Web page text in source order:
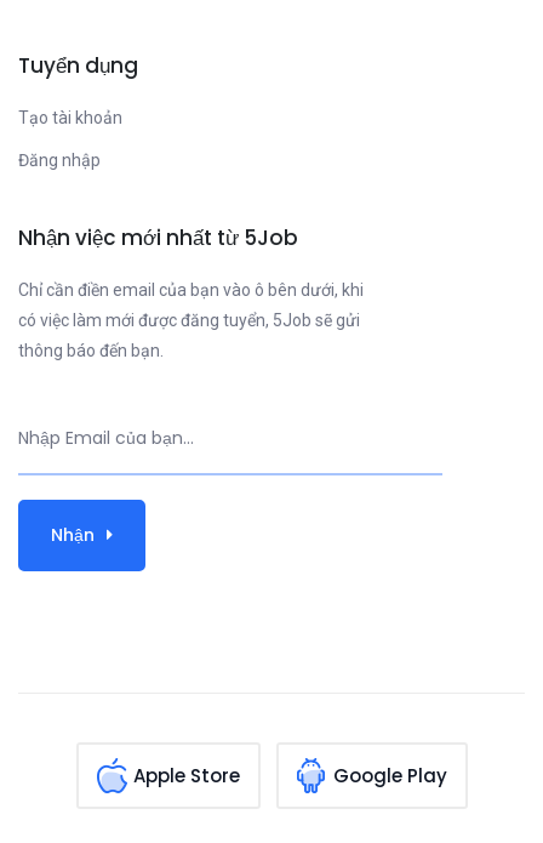
Tuyển dụng
Tạo tài khoản
Đăng nhập
Nhận việc mới nhất từ 5Job
Chỉ cần điền email của bạn vào ô bên dưới, khi
có việc làm mới được đăng tuyển, 5Job sẽ gửi
thông báo đến bạn.
Nhận
Apple Store Google Play